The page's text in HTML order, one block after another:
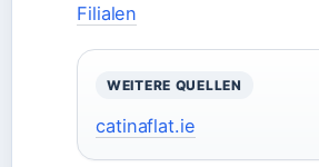
Filialen
WEITERE QUELLEN
catinaflat.ie